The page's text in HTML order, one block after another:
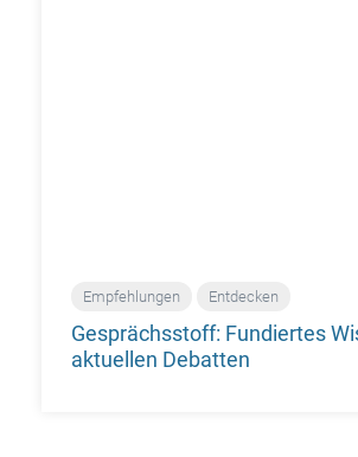
Empfehlungen Entdecken
Gesprächsstoff: Fundiertes
aktuellen Debatten